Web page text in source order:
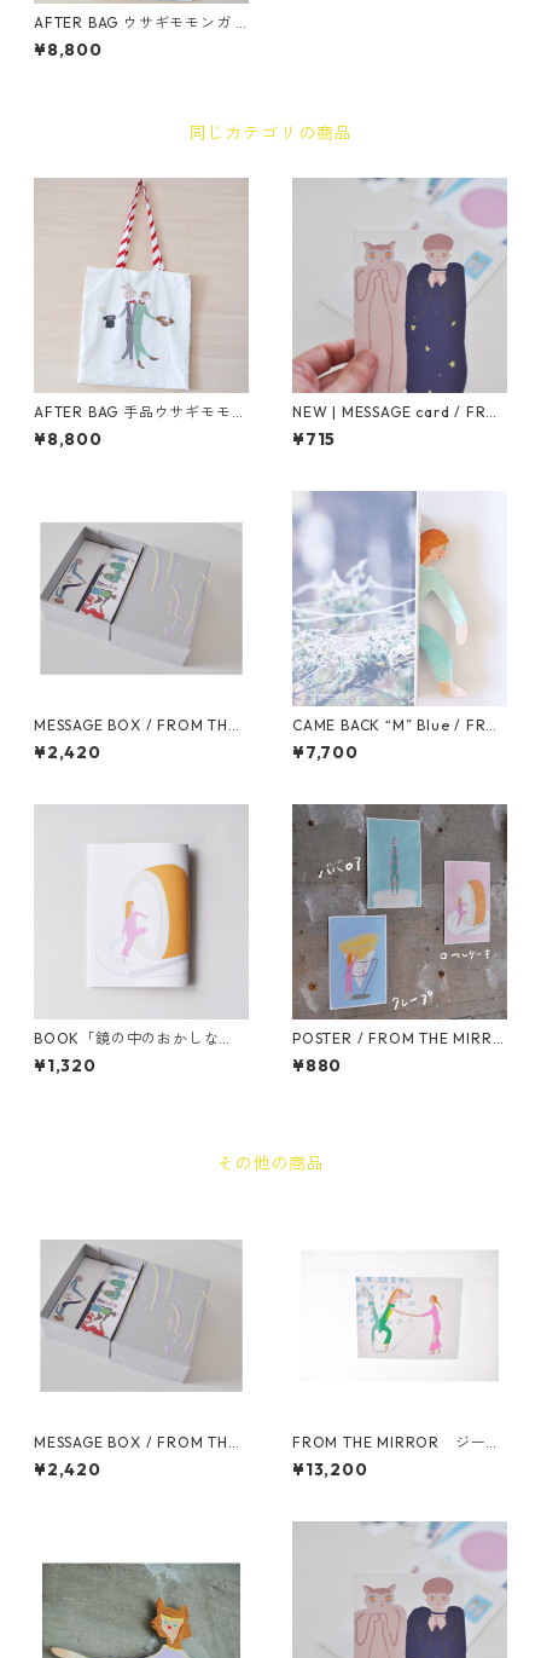
AFTER BAG ウサギモモンガ /
FROM THE MIRROR
¥8,800
同じカテゴリの商品
AFTER BAG 手品ウサギモモン
ガ / FROM THE MIRROR
¥8,800
NEW | MESSAGE card / FRO
M THE MIRROR
¥715
MESSAGE BOX / FROM THE
MIRROR
¥2,420
CAME BACK “M” Blue / FRO
M THE MIRROR
¥7,700
BOOK「鏡の中のおかしな
話」/ FROM THE MIRROR
¥1,320
POSTER / FROM THE MIRRO
R
¥880
その他の商品
MESSAGE BOX / FROM THE
MIRROR
¥2,420
FROM THE MIRROR ジーク
レー印刷 / FROM THE MIRRO
R
¥13,200